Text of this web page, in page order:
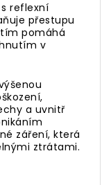
reflexní
přestupu
pomáhá
v
a uvnitř
záření, která
ztrátami.